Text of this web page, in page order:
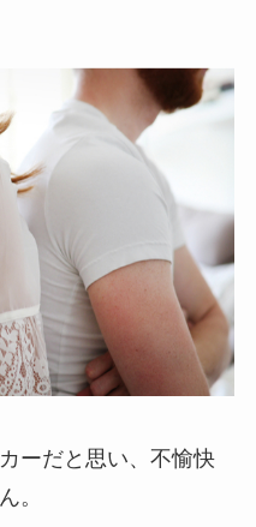
ーだと思い、不愉快
。